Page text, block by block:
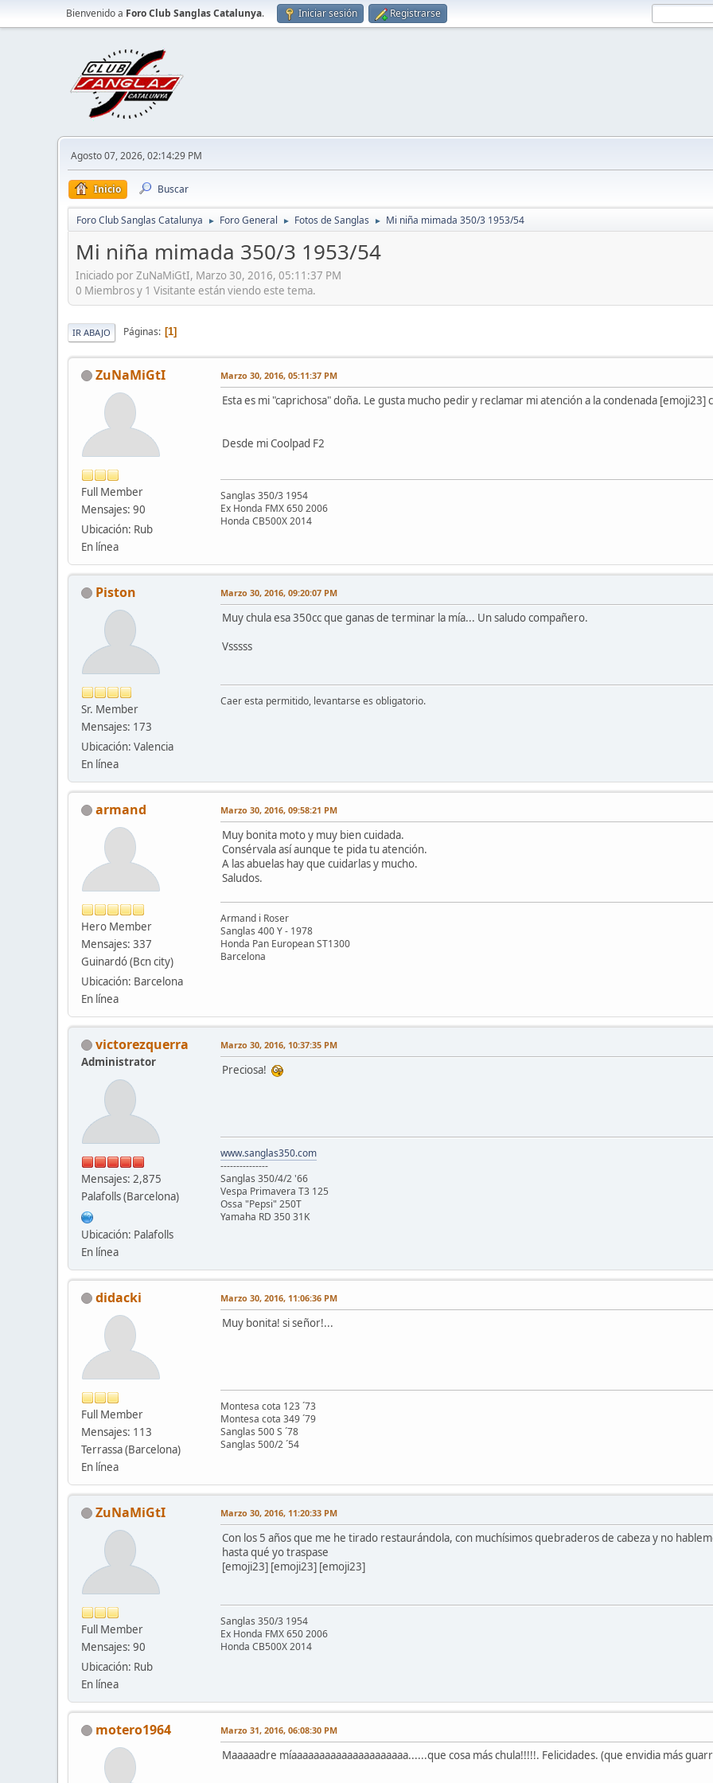
Bienvenido a Foro Club Sanglas Catalunya. Iniciar sesión Registrarse
Agosto 07, 2026, 02:14:29 PM
Inicio Buscar
Foro Club Sanglas Catalunya ► Foro General ► Fotos de Sanglas ► Mi niña mimada 350/3 1953/54
Mi niña mimada 350/3 1953/54
Iniciado por ZuNaMiGtI, Marzo 30, 2016, 05:11:37 PM
0 Miembros y 1 Visitante están viendo este tema.
IR ABAJO Páginas 1
ZuNaMiGtI
Full Member
Mensajes: 90
Ubicación: Rub
En línea
Marzo 30, 2016, 05:11:37 PM
Esta es mi "caprichosa" doña. Le gusta mucho pedir y reclamar mi atención a la condenada
Desde mi Coolpad F2
Sanglas 350/3 1954
Ex Honda FMX 650 2006
Honda CB500X 2014
Piston
Sr. Member
Mensajes: 173
Ubicación: Valencia
En línea
Marzo 30, 2016, 09:20:07 PM
Muy chula esa 350cc que ganas de terminar la mía... Un saludo compañero.
Vsssss
Caer esta permitido, levantarse es obligatorio.
armand
Hero Member
Mensajes: 337
Guinardó (Bcn city)
Ubicación: Barcelona
En línea
Marzo 30, 2016, 09:58:21 PM
Muy bonita moto y muy bien cuidada.
Consérvala así aunque te pida tu atención.
A las abuelas hay que cuidarlas y mucho.
Saludos.
Armand i Roser
Sanglas 400 Y - 1978
Honda Pan European ST1300
Barcelona
victorezquerra
Administrator
Mensajes: 2,875
Palafolls (Barcelona)
Ubicación: Palafolls
En línea
Marzo 30, 2016, 10:37:35 PM
Preciosa!
www.sanglas350.com
---------------
Sanglas 350/4/2 '66
Vespa Primavera T3 125
Ossa "Pepsi" 250T
Yamaha RD 350 31K
didacki
Full Member
Mensajes: 113
Terrassa (Barcelona)
En línea
Marzo 30, 2016, 11:06:36 PM
Muy bonita! si señor!...
Montesa cota 123 ´73
Montesa cota 349 ´79
Sanglas 500 S ´78
Sanglas 500/2 ´54
ZuNaMiGtI
Full Member
Mensajes: 90
Ubicación: Rub
En línea
Marzo 30, 2016, 11:20:33 PM
Con los 5 años que me he tirado restaurándola, con muchísimos quebraderos de cabeza y no
hasta qué yo traspase
[emoji23] [emoji23] [emoji23]
Sanglas 350/3 1954
Ex Honda FMX 650 2006
Honda CB500X 2014
motero1964 Marzo 31, 2016, 06:08:30 PM
Maaaaadre míaaaaaaaaaaaaaaaaaaaaa......que cosa más chula!!!!!. Felicidades. (que envidia más